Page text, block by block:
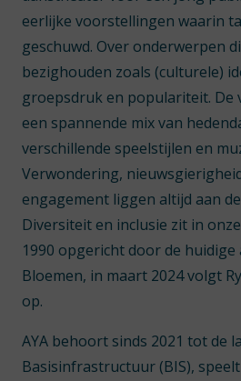
eerlijke voorstellingen waarin
geschuwd. Over onderwerpen
bezighouden zoals (culturele)
groepsdruk en populariteit. De
een spannende mix van
verschillende speelstijlen en
Verwondering,
engagement liggen altijd aan
Diversiteit en inclusie zit in
1990 opgericht door de
Bloemen, in maart 2024 volgt
op.
AYA behoort sinds 2021 tot de
Basisinfrastructuur (BIS),